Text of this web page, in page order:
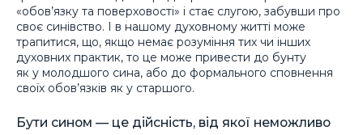
«обов’язку та поверховості» і стає слугою, забувши про
своє синівство. І в нашому духовному житті може
трапитися, що, якщо немає розуміння тих чи інших
духовних практик, то це може привести до бунту
як у молодшого сина, або до формального сповнення
своїх обов’язків як у старшого.
Бути сином — це дійсність, від якої неможливо